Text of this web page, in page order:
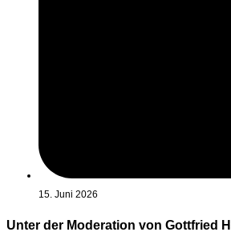
15. Juni 2026
Unter der Moderation von Gottfried